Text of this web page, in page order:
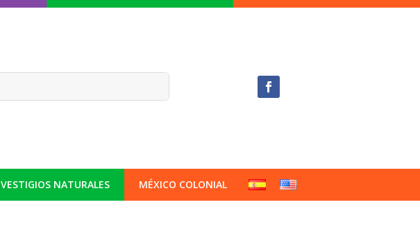
VESTIGIOS NATURALES MÉXICO COLONIAL